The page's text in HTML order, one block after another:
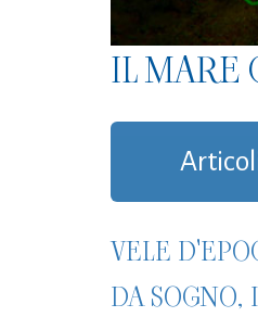
IL MARE
VELE
DA SOGNO,